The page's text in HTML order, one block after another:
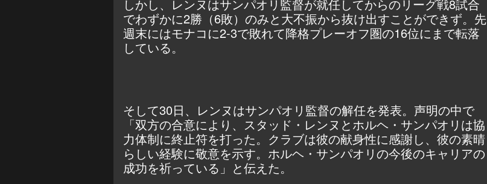
しかし、レンヌはサンパオリ監督が就任してからのリーグ戦8試合
でわずかに2勝（6敗）のみと大不振から抜け出すことができず。先
週末にはモナコに2-3で敗れて降格プレーオフ圏の16位にまで転落
している。
そして30日、レンヌはサンパオリ監督の解任を発表。声明の中で
「双方の合意により、スタッド・レンヌとホルヘ・サンパオリは協
力体制に終止符を打った。クラブは彼の献身性に感謝し、彼の素晴
らしい経験に敬意を示す。ホルヘ・サンパオリの今後のキャリアの
成功を祈っている」と伝えた。